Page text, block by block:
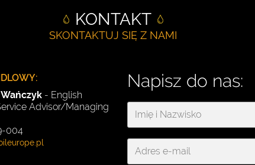
KONTAKT
SKONTAKTUJ SIĘ Z NAMI
- English
Advisor/Managing
004
Napisz do nas: